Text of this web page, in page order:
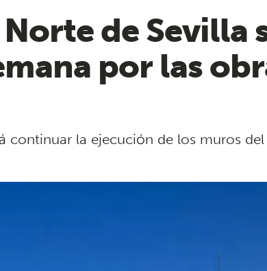
de
por las
continuar la ejecución de los muros